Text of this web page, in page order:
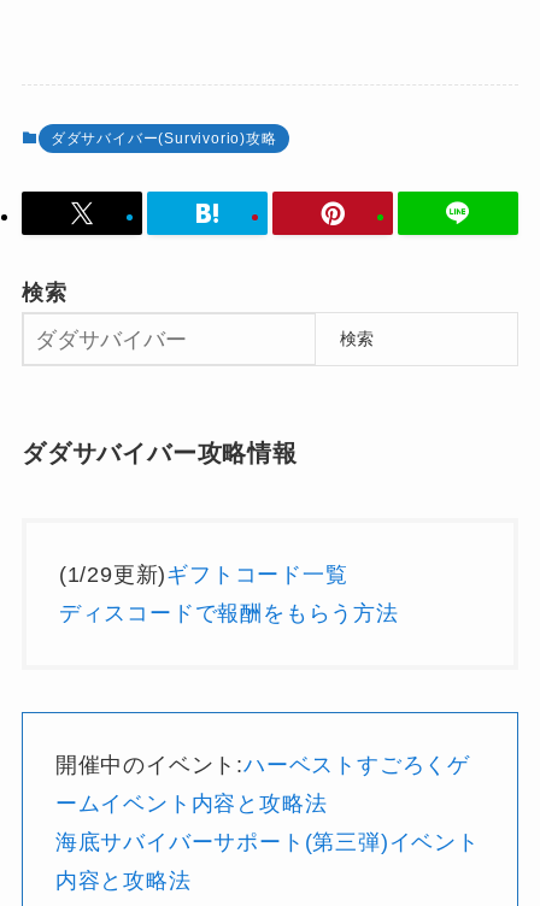
ダダサバイバー(Survivorio)攻略
検索
検索
ダダサバイバー攻略情報
(1/29更新)ギフトコード一覧
ディスコードで報酬をもらう方法
開催中のイベント:ハーベストすごろくゲ
ームイベント内容と攻略法
海底サバイバーサポート(第三弾)イベント
内容と攻略法